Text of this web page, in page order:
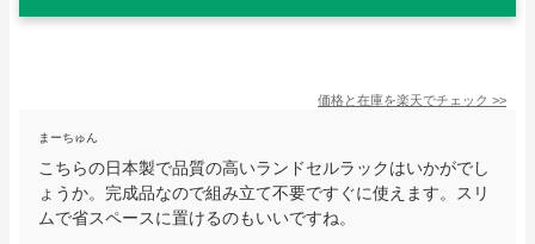
価格と在庫を楽天でチェック >>
まーちゅん
こちらの日本製で品質の高いランドセルラックはいかがでし
ょうか。完成品なので組み立て不要ですぐに使えます。スリ
ムで省スペースに置けるのもいいですね。